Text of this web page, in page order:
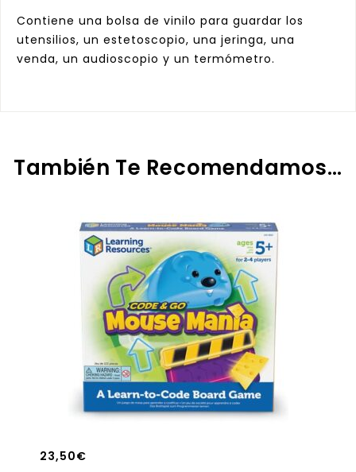
Contiene una bolsa de vinilo para guardar los
utensilios, un estetoscopio, una jeringa, una
venda, un audioscopio y un termómetro.
También Te Recomendamos…
23,50€